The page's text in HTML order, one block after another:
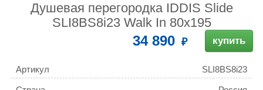
Душевая перегородка IDDIS Slide
SLI8BS8i23 Walk In 80x195
34 890 купить
Артикул SLI8BS8i23